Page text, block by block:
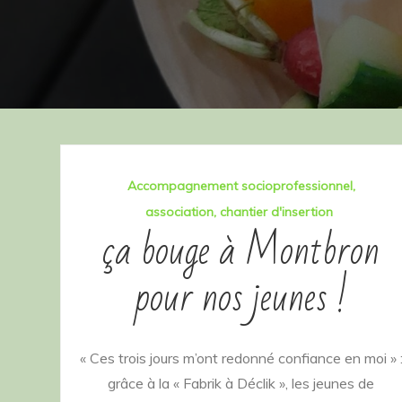
Accompagnement socioprofessionnel
association chantier d'insertion
ça bouge à Montbron
pour nos jeunes !
« Ces trois jours m’ont redonné confiance en moi » :
grâce à la « Fabrik à Déclik », les jeunes de